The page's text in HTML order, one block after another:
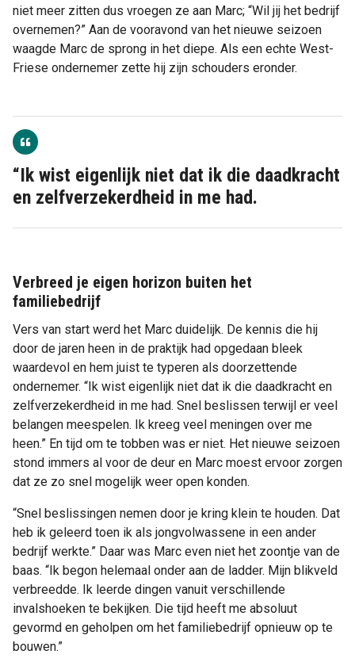
niet meer zitten dus vroegen ze aan Marc; “Wil jij het bedrijf
overnemen?” Aan de vooravond van het nieuwe seizoen
waagde Marc de sprong in het diepe. Als een echte West-
Friese ondernemer zette hij zijn schouders eronder.
“Ik wist eigenlijk niet dat ik die daadkracht
en zelfverzekerdheid in me had.
Verbreed je eigen horizon buiten het
familiebedrijf
Vers van start werd het Marc duidelijk. De kennis die hij
door de jaren heen in de praktijk had opgedaan bleek
waardevol en hem juist te typeren als doorzettende
ondernemer. “Ik wist eigenlijk niet dat ik die daadkracht en
zelfverzekerdheid in me had. Snel beslissen terwijl er veel
belangen meespelen. Ik kreeg veel meningen over me
heen.” En tijd om te tobben was er niet. Het nieuwe seizoen
stond immers al voor de deur en Marc moest ervoor zorgen
dat ze zo snel mogelijk weer open konden.
“Snel beslissingen nemen door je kring klein te houden. Dat
heb ik geleerd toen ik als jongvolwassene in een ander
bedrijf werkte.” Daar was Marc even niet het zoontje van de
baas. “Ik begon helemaal onder aan de ladder. Mijn blikveld
verbreedde. Ik leerde dingen vanuit verschillende
invalshoeken te bekijken. Die tijd heeft me absoluut
gevormd en geholpen om het familiebedrijf opnieuw op te
bouwen.”